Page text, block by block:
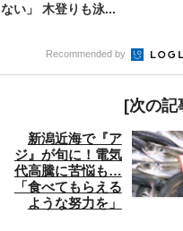
ない」 木登りも泳...
Recommended by
[次の記
新潟近海で『ア
ジ』が旬に！電気
代高騰に苦悩も…
「食べてもらえる
ような努力を」